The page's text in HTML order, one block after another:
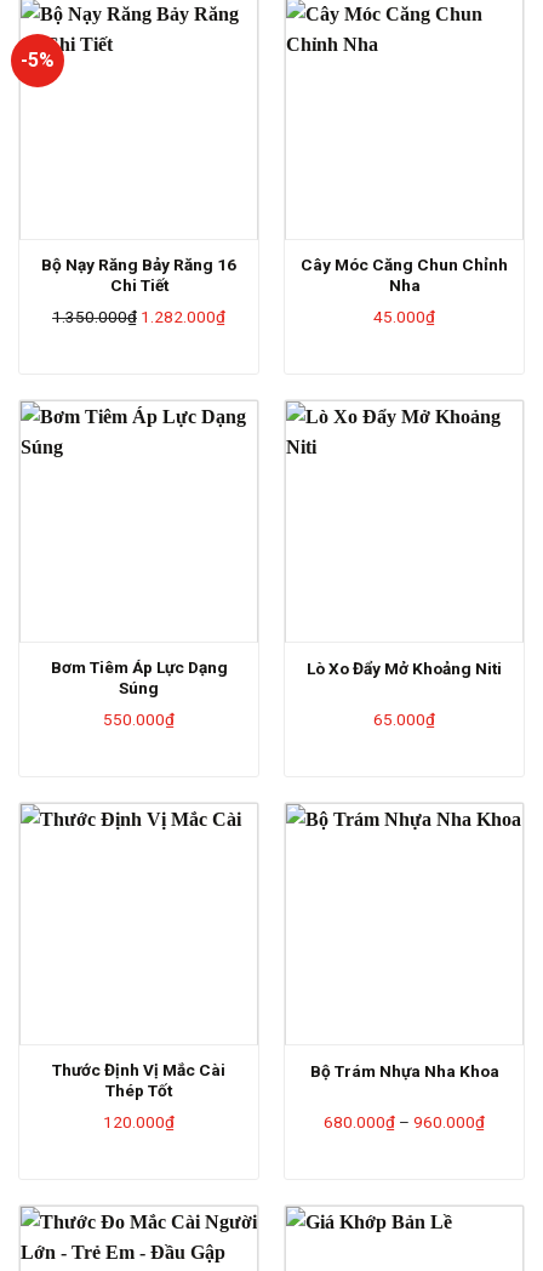
-5%
Bộ Nạy Răng Bảy Răng 16
Chi Tiết
1.350.000₫ Giá
1.282.000₫Giá
1.282.000₫.
Cây Móc Căng Chun Chỉnh
Nha
45.000₫
Bơm Tiêm Áp Lực Dạng
Súng
550.000₫
Lò Xo Đẩy Mở Khoảng Niti
65.000₫
Thước Định Vị Mắc Cài
Thép Tốt
120.000₫
Bộ Trám Nhựa Nha Khoa
680.000₫ – 960.000₫Khoảng